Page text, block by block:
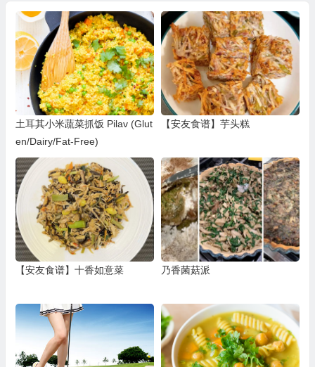
土耳其小米蔬菜抓饭 Pilav (Glut
en/Dairy/Fat-Free)
【安友食谱】芋头糕
【安友食谱】十香如意菜 乃香菌菇派